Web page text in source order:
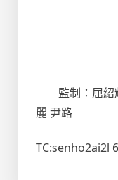
監制：屈
麗 尹路
TC:senho2ai2l